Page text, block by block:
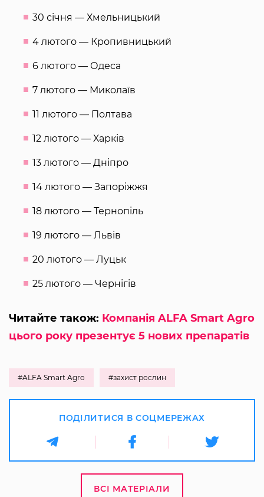
30 січня — Хмельницький
4 лютого — Кропивницький
6 лютого — Одеса
7 лютого — Миколаїв
11 лютого — Полтава
12 лютого — Харків
13 лютого — Дніпро
14 лютого — Запоріжжя
18 лютого — Тернопіль
19 лютого — Львів
20 лютого — Луцьк
25 лютого — Чернігів
Читайте також: Компанія ALFA Smart Agro
цього року презентує 5 нових препаратів
#ALFA Smart Agro #захист рослин
ПОДІЛИТИСЯ В СОЦМЕРЕЖАХ
ВСІ МАТЕРІАЛИ